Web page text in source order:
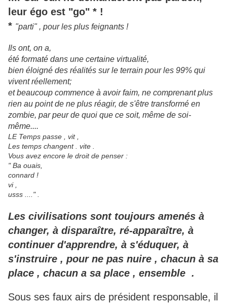
leur égo est "go" * !
* "parti" , pour les plus feignants !
Ils ont, on a,
été formaté dans une certaine virtualité,
bien éloigné des réalités sur le terrain pour les 99% qui
vivent réellement;
et beaucoup commence à avoir faim, ne comprenant plus
rien au point de ne plus réagir, de s'être transformé en
zombie, par peur de quoi que ce soit, même de soi-
même....
LE Temps passe , vit ,
Les temps changent . vite .
Vous avez encore le droit de penser :
" Ba ouais,
connard !
vi ,
usss ...." .
Les civilisations sont toujours amenés à
changer, à disparaître, ré-apparaître, à
continuer d'apprendre, à s'éduquer, à
s'instruire , pour ne pas nuire , chacun à sa
place , chacun a sa place , ensemble .
Sous ses faux airs de président responsable, il